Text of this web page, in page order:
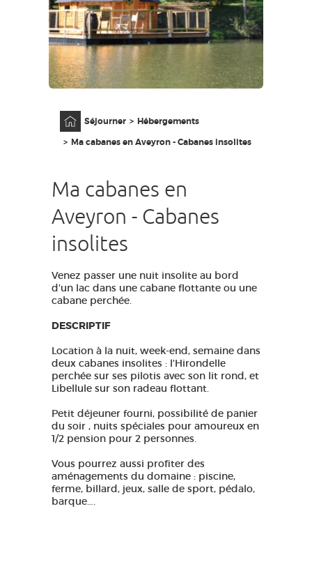
MA SÉLECTION
FR
Séjourner
Hébergements
Ma cabanes en Aveyron - Cabanes insolites
Ma cabanes en
Aveyron - Cabanes
insolites
Venez passer une nuit insolite au bord
d'un lac dans une cabane flottante ou une
cabane perchée.
DESCRIPTIF
Location à la nuit, week-end, semaine dans
deux cabanes insolites : l'Hirondelle
perchée sur ses pilotis avec son lit rond, et
Libellule sur son radeau flottant.
Petit déjeuner fourni, possibilité de panier
du soir , nuits spéciales pour amoureux en
1/2 pension pour 2 personnes.
Vous pourrez aussi profiter des
aménagements du domaine : piscine,
ferme, billard, jeux, salle de sport, pédalo,
barque….